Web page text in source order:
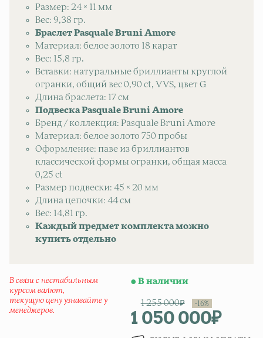
Размер: 24 × 11 мм
Вес: 9,38 гр.
Браслет Pasquale Bruni Amore
Материал: белое золото 18 карат
Вес: 15,8 гр.
Вставки: натуральные бриллианты круглой
огранки, общий вес 0,90 ct, VVS, цвет G
Длина браслета: 17 см
Подвеска Pasquale Bruni Amore
Бренд / коллекция: Pasquale Bruni Amore
Материал: белое золото 750 пробы
Оформление: паве из бриллиантов
классической формы огранки, общая масса
0,25 ct
Размер подвески: 45 × 20 мм
Длина цепочки: 44 см
Вес: 14,81 гр.
Каждый предмет комплекта можно
купить отдельно
В связи с нестабильным
курсом валют,
текущую цену узнавайте у
менеджеров.
1 255 000₽
1 050 000₽
Текущая
В наличии